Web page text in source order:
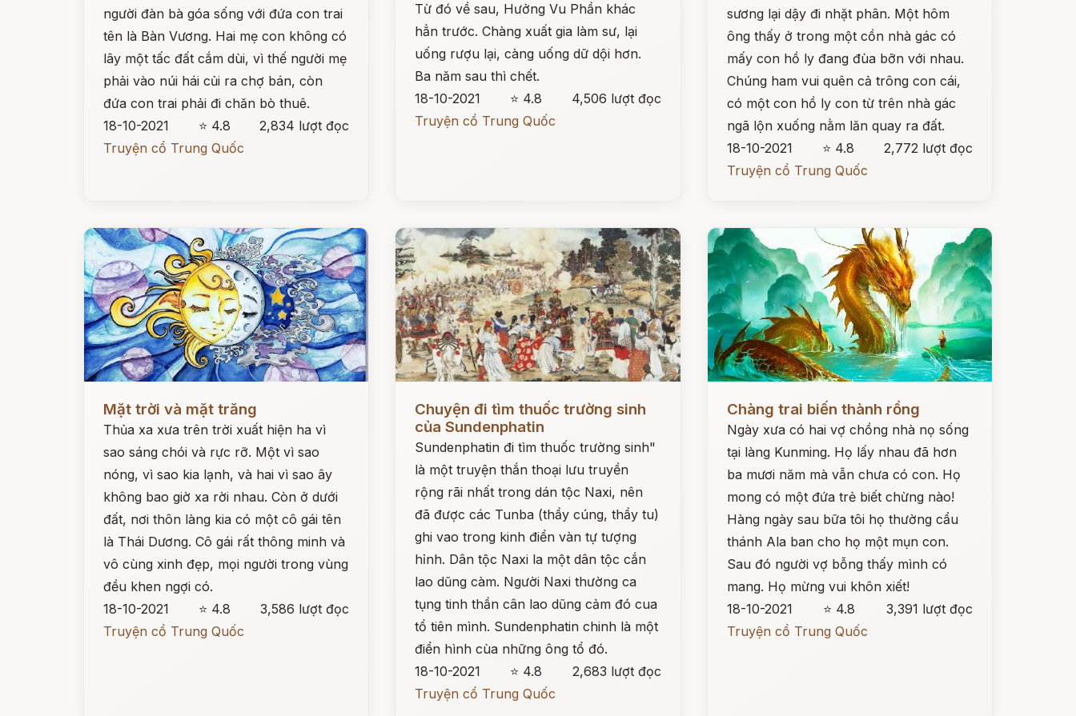
người đàn bà góa sống với đứa con trai
tên là Bàn Vương. Hai mẹ con không có
lây một tấc đất cắm dùi, vì thế người mẹ
phải vào núi hái củi ra chợ bán, còn
đứa con trai phải đi chăn bò thuê.
18-10-2021
⭐ 4.8
2,834 lượt đọc
Truyện cổ Trung Quốc
Từ đó về sau, Hưởng Vu Phần khác
hẳn trước. Chàng xuất gia làm sư, lại
uống rượu lại, càng uống dữ dội hơn.
Ba năm sau thì chết.
18-10-2021
⭐ 4.8
4,506 lượt đọc
Truyện cổ Trung Quốc
sương lại dậy đi nhặt phân. Một hôm
ông thấy ở trong một cồn nhà gác có
mấy con hồ ly đang đùa bỡn với nhau.
Chúng ham vui quên cả trông con cái,
có một con hồ ly con từ trên nhà gác
ngã lộn xuống nằm lăn quay ra đất.
18-10-2021
⭐ 4.8
2,772 lượt đọc
Truyện cổ Trung Quốc
Mặt trời và mặt trăng
Thủa xa xưa trên trời xuất hiện ha vì
sao sáng chói và rực rỡ. Một vì sao
nóng, vì sao kia lạnh, và hai vì sao ây
không bao giờ xa rời nhau. Còn ở dưới
đất, nơi thôn làng kia có một cô gái tên
là Thái Dương. Cô gái rất thông minh và
vô cùng xinh đẹp, mọi người trong vùng
đều khen ngợi có.
18-10-2021
⭐ 4.8
3,586 lượt đọc
Truyện cổ Trung Quốc
Chuyện đi tìm thuốc trường sinh
của Sundenphatin
Sundenphatin đi tìm thuốc trường sinh"
là một truyện thắn thoại lưu truyền
rộng rãi nhất trong dán tộc Naxi, nên
đã được các Tunba (thầy cúng, thầy tu)
ghi vao trong kinh điển vàn tự tượng
hỉnh. Dân tộc Naxi la một dân tộc cắn
lao dũng càm. Người Naxi thường ca
tụng tinh thần cân lao dũng cảm đó cua
tổ tiên mình. Sundenphatin chinh là một
điển hình cùa những ông tổ đó.
18-10-2021
⭐ 4.8
2,683 lượt đọc
Truyện cổ Trung Quốc
Chàng trai biến thành rồng
Ngày xưa có hai vợ chồng nhà nọ sống
tại làng Kunming. Họ lấy nhau đã hơn
ba mươi năm mà vẫn chưa có con. Họ
mong có một đứa trẻ biết chừng nào!
Hàng ngày sau bữa tôi họ thường cẩu
thánh Ala ban cho họ một mụn con.
Sau đó người vợ bỗng thấy mình có
mang. Họ mừng vui khôn xiết!
18-10-2021
⭐ 4.8
3,391 lượt đọc
Truyện cổ Trung Quốc